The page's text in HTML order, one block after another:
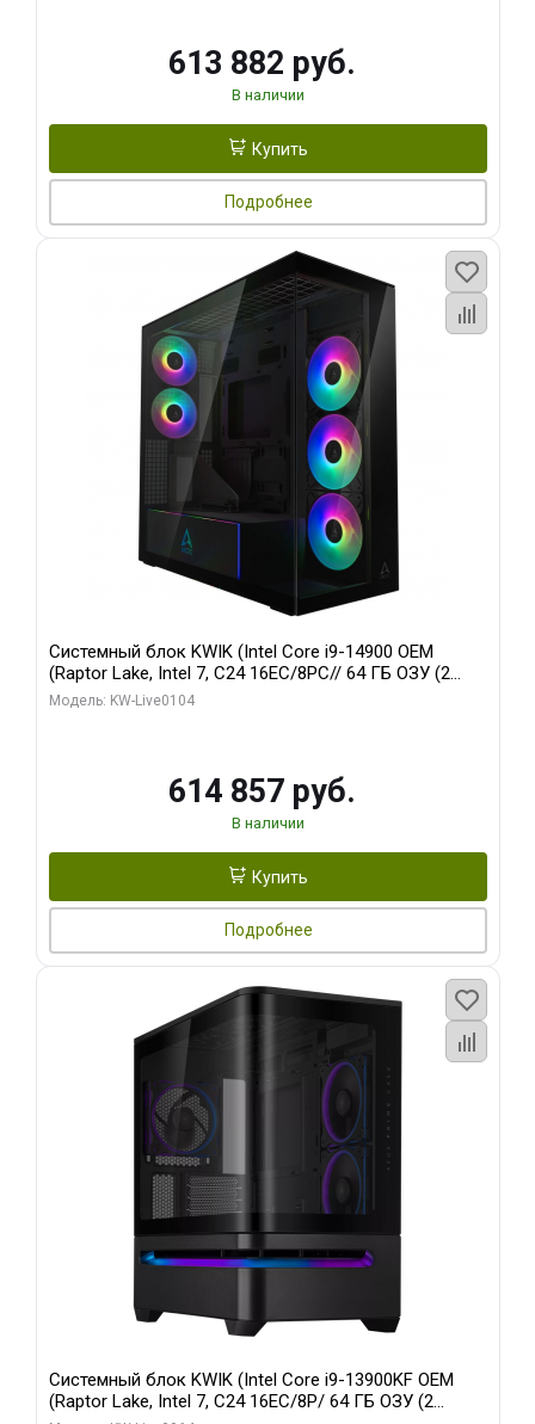
613 882 руб.
В наличии
Купить
Подробнее
Системный блок KWIK (Intel Core i9-14900 OEM
(Raptor Lake, Intel 7, C24 16EC/8PC// 64 ГБ ОЗУ (2
модуля)/ Afox RTX4090 24GB GDDR6X 384-Bit 3xDP
Модель: KW-Live0104
614 857 руб.
В наличии
Купить
Подробнее
Системный блок KWIK (Intel Core i9-13900KF OEM
(Raptor Lake, Intel 7, C24 16EC/8P/ 64 ГБ ОЗУ (2